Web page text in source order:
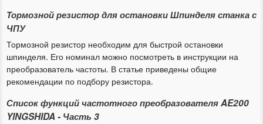
Тормозной резистор для остановки Шпинделя станка с
ЧПУ
Тормозной резистор необходим для быстрой остановки
шпинделя. Его номинал можно посмотреть в инструкции на
преобразователь частоты. В статье приведены общие
рекомендации по подбору резистора.
Список функций частотного преобразователя AE200
YINGSHIDA - Часть 3